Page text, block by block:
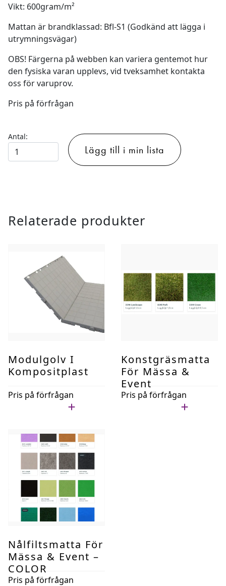
Vikt: 600gram/m²
Mattan är brandklassad: Bfl-S1 (Godkänd att lägga i
utrymningsvägar)
OBS! Färgerna på webben kan variera gentemot hur
den fysiska varan upplevs, vid tveksamhet kontakta
oss för varuprov.
Pris på förfrågan
Antal:
Velourmatta
för
TREND
Lägg till i min lista
Relaterade produkter
Modulgolv I
Kompositplast
Pris på förfrågan
Konstgräsmatta
För Mässa &
Event
Pris på förfrågan
Nålfiltsmatta För
Mässa & Event –
COLOR
Pris på förfrågan